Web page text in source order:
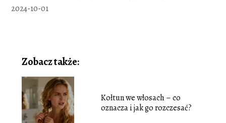
2024-10-01
Zobacz także:
Kołtun we włosach – co
oznacza i jak go rozczesać?